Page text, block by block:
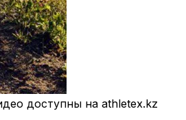
доступны на athletex.kz